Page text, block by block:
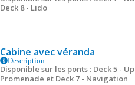
Deck 8 - Lido
Cabine avec véranda
Description
Disponible sur les ponts : Deck 5 -
Promenade et Deck 7 - Navigation